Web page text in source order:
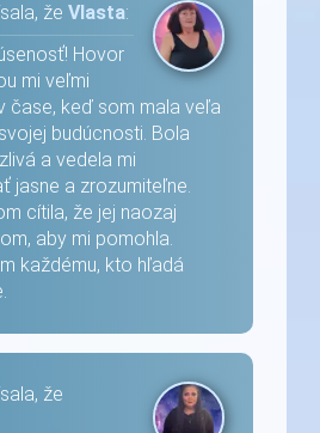
že Vlasta:
Hovor
mi veľmi
čase, keď som mala veľa
budúcnosti. Bola
a vedela mi
jasne a zrozumiteľne.
cítila, že jej naozaj
aby mi pomohla.
každému, kto hľadá
že